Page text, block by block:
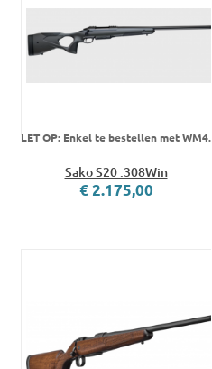
Sako S20 .308Win
€ 2.175,00
LET OP: Enkel te bestellen met WM4.